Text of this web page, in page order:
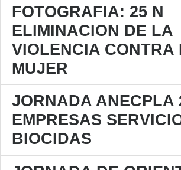
FOTOGRAFIA: 25 N
ELIMINACION DE LA
VIOLENCIA CONTRA
MUJER
JORNADA ANECPLA
EMPRESAS
BIOCIDAS